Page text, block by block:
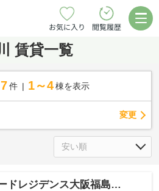
お気に入り 閲覧履歴
賃貸一覧
7 件 1～4 棟を表示
変更
ジデンス大阪福島サウスフラッツ